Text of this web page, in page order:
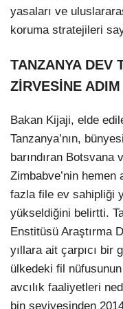
yasaları ve
koruma stratejileri
TANZANYA DEV
ZİRVESİNE
Bakan Kijaji, elde
Tanzanya’nın,
barındıran Botsvana
Zimbabve’nin hemen
fazla file ev sahipliği
yükseldiğini belirtti.
Enstitüsü Araştırma
yıllara ait çarpıcı bir
ülkedeki fil
avcılık faaliyetleri
bin seviyesinden